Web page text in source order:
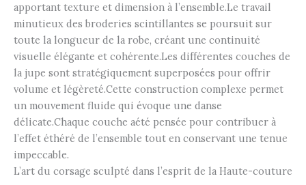
apportant texture et dimension à l’ensemble.Le travail
minutieux des broderies scintillantes se poursuit sur
toute la longueur de la robe, créant une continuité
visuelle élégante et cohérente.Les différentes couches de
la jupe sont stratégiquement superposées pour offrir
volume et légèreté.Cette construction complexe permet
un mouvement fluide qui évoque une danse
délicate.Chaque couche aété pensée pour contribuer à
l’effet éthéré de l’ensemble tout en conservant une tenue
impeccable.
L’art du corsage sculpté dans l’esprit de la Haute-couture